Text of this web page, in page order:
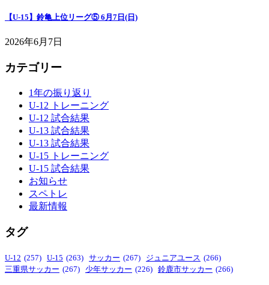
【U-15】鈴亀上位リーグ⑤ 6月7日(日)
2026年6月7日
カテゴリー
1年の振り返り
U-12 トレーニング
U-12 試合結果
U-13 試合結果
U-13 試合結果
U-15 トレーニング
U-15 試合結果
お知らせ
スペトレ
最新情報
タグ
U-12 (257) U-15 (263) サッカー (267) ジュニアユース (266)
三重県サッカー (267) 少年サッカー (226) 鈴鹿市サッカー (266)